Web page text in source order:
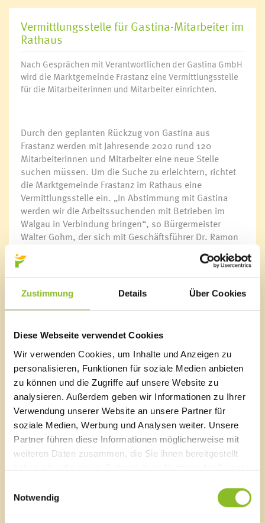
Zustimmung Details Über Cookies
Diese Webseite verwendet Cookies
Wir verwenden Cookies, um Inhalte und Anzeigen zu
personalisieren, Funktionen für soziale Medien anbieten
zu können und die Zugriffe auf unsere Website zu
analysieren. Außerdem geben wir Informationen zu Ihrer
Verwendung unserer Website an unsere Partner für
soziale Medien, Werbung und Analysen weiter. Unsere
Partner führen diese Informationen möglicherweise mit
weiteren Daten zusammen, die Sie ihnen bereitgestellt
haben oder die sie im Rahmen Ihrer Nutzung der Dienste
Notwendig
Vermittlungsstelle für Gastina-Mitarbeiter im
Rathaus
Nach Gesprächen mit Verantwortlichen der Gastina GmbH
wird die Marktgemeinde Frastanz eine Vermittlungsstelle
für die Mitarbeiterinnen und Mitarbeiter einrichten.
Durch den geplanten Rückzug von Gastina aus
Frastanz werden mit Jahresende 2020 rund 120
Mitarbeiterinnen und Mitarbeiter eine neue Stelle
suchen müssen. Um die Suche zu erleichtern, richtet
die Marktgemeinde Frastanz im Rathaus eine
Vermittlungsstelle ein. „In Abstimmung mit Gastina
werden wir die Arbeitssuchenden mit Betrieben im
Walgau in Verbindung bringen“, so Bürgermeister
Walter Gohm, der sich mit Geschäftsführer Dr. Ramon
Weidinger und Betriebsratsobmann Günther Dietrich
getroffen hat.
Interessierte können sich bei der Gastina GmbH unter
der E-Mail-Adresse
hr@gastina.com
(z.H. Frau
Silvana Bickel) melden, um mit der Vermittlungsstelle
Verbindung zu treten. Mag. Michael Seidler von der
Sozialabteilung im Rathaus wird dann die Brücke zu
den Unternehmen im Walgau bauen.
Marktgemeinde Frastanz
Sägenplatz 1
T0043 5522 51534-0